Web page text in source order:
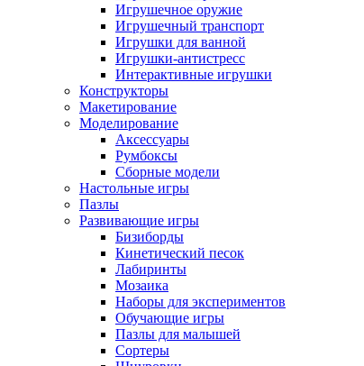
Игрушечное оружие
Игрушечный транспорт
Игрушки для ванной
Игрушки-антистресс
Интерактивные игрушки
Конструкторы
Макетирование
Моделирование
Аксессуары
Румбоксы
Сборные модели
Настольные игры
Пазлы
Развивающие игры
Бизиборды
Кинетический песок
Лабиринты
Мозаика
Наборы для экспериментов
Обучающие игры
Пазлы для малышей
Сортеры